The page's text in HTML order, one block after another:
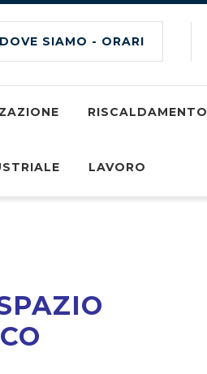
DOVE SIAMO - ORARI
RISCALDAMENTO
LAVORO